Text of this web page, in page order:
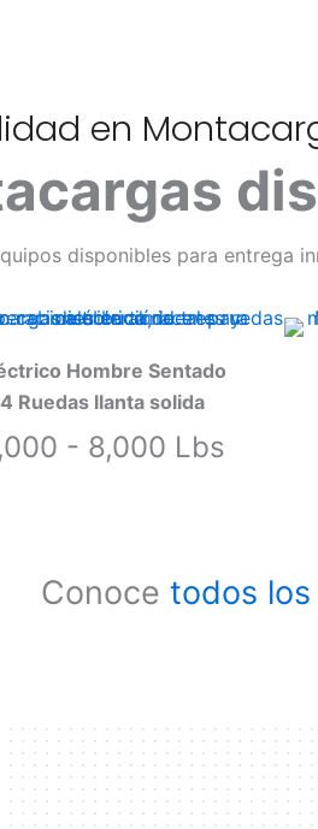
en
disponibles para entrega
Hombre Sentado
4 Ruedas llanta solida
- 8,000 Lbs
Conoce todos